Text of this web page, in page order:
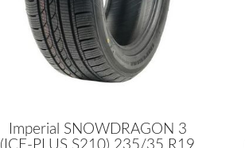
Imperial SNOWDRAGON 3